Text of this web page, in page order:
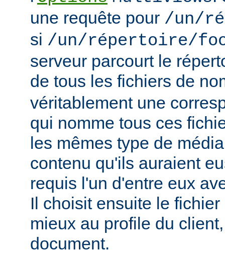
une requête pour /un/
si /un/répertoire/
serveur parcourt le
de tous les fichiers de
véritablement une
qui nomme tous ces
les mêmes type de
contenu qu'ils auraient
requis l'un d'entre eux
Il choisit ensuite le
mieux au profile du
document.